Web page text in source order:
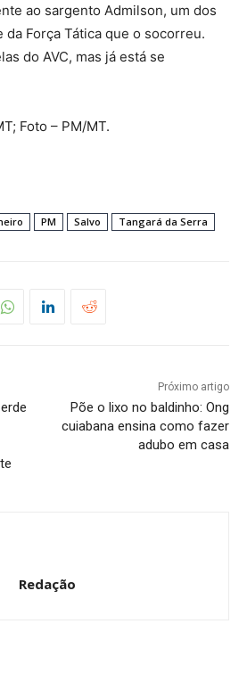
ao sargento Admilson, um dos
Força Tática que o socorreu.
do AVC, mas já está se
Foto – PM/MT.
PM Salvo Tangará da Serra
Próximo artigo
Põe o lixo no baldinho: Ong
cuiabana ensina como fazer
adubo em casa
Redação